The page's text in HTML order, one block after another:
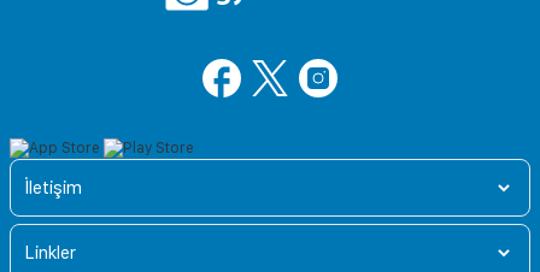
İletişim
Linkler